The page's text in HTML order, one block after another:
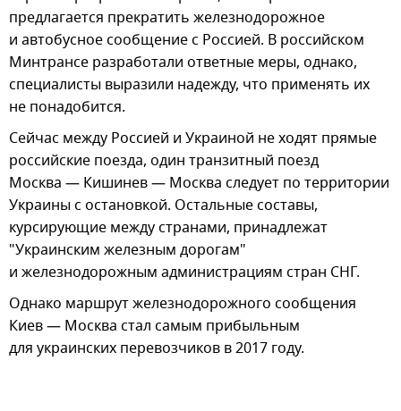
предлагается прекратить железнодорожное
и автобусное сообщение с Россией. В российском
Минтрансе разработали ответные меры, однако,
специалисты выразили надежду, что применять их
не понадобится.
Сейчас между Россией и Украиной не ходят прямые
российские поезда, один транзитный поезд
Москва — Кишинев — Москва следует по территории
Украины с остановкой. Остальные составы,
курсирующие между странами, принадлежат
"Украинским железным дорогам"
и железнодорожным администрациям стран СНГ.
Однако маршрут железнодорожного сообщения
Киев — Москва стал самым прибыльным
для украинских перевозчиков в 2017 году.